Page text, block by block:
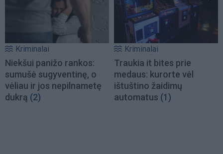
Kriminalai
Niekšui panižo rankos:
sumušė sugyventinę, o
vėliau ir jos nepilnametę
dukrą (2)
Kriminalai
Traukia it bites prie
medaus: kurorte vėl
ištuštino žaidimų
automatus (1)